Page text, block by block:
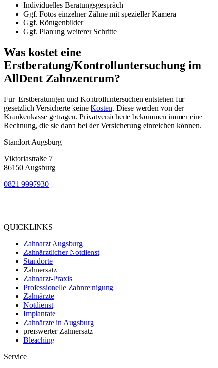
Individuelles Beratungsgespräch
Ggf. Fotos einzelner Zähne mit spezieller Kamera
Ggf. Röntgenbilder
Ggf. Planung weiterer Schritte
Was kostet eine
Erstberatung/Kontrolluntersuchung im
AllDent Zahnzentrum?
Für Erstberatungen und Kontrolluntersuchen entstehen für
gesetzlich Versicherte keine Kosten. Diese werden von der
Krankenkasse getragen. Privatversicherte bekommen immer eine
Rechnung, die sie dann bei der Versicherung einreichen können.
Standort Augsburg
Viktoriastraße 7
86150 Augsburg
0821 9997930
QUICKLINKS
Zahnarzt Augsburg
Zahnärztlicher Notdienst
Standorte
Zahnersatz
Zahnarzt-Praxis
Professionelle Zahnreinigung
Zahnärzte
Notdienst
Implantate
Zahnärzte in Augsburg
preiswerter Zahnersatz
Bleaching
Service